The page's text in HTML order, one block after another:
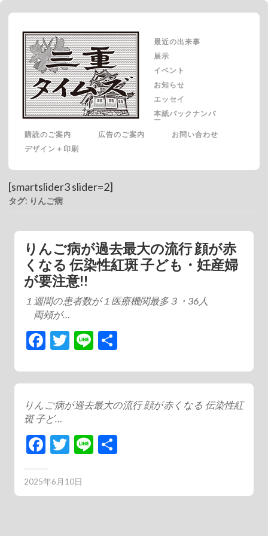
最近の出来事
展示
イベント
お知らせ
エッセイ
本紙バックナンバ
ー
購読のご案内
広告のご案内
お問い合わせ
デザイン＋印刷
[smartslider3 slider=2]
タグ: りんご病
りんご病が過去最大の流行 顔が赤
くなる 伝染性紅斑 子ども・妊産婦
が要注意!!
１週間の患者数が１医療機関最多３・36人
両頰が…
Facebook
Twitter
Line共
りんご病が過去最大の流行 顔が赤くなる 伝染性紅
斑 子ど…
Facebook
Twitter
Line共
2025年6月10日